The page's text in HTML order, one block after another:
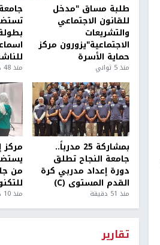
طلبة مساق "مدخل
للقانون الاجتماعي
والتشريعات
الاجتماعية"يزورون مركز
حماية الأسرة
منذ 5 ثواني منذ 48 دقيقة
بمشاركة 25 مدرباً..
جامعة النجاح تطلق
دورة إعداد مدربي كرة
القدم المستوى (C)
منذ 51 دقيقة
مركز
من
منذ 10 دقيقة
تقارير